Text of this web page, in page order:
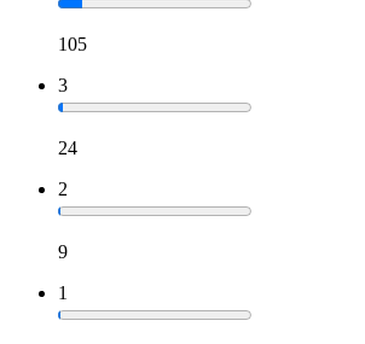
105
3
24
2
9
1